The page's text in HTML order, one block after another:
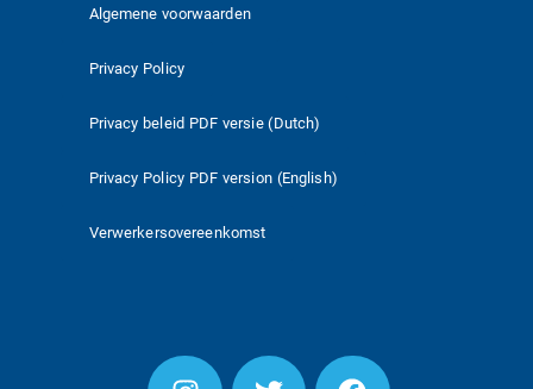
Algemene voorwaarden
Privacy Policy
Privacy beleid PDF versie (Dutch)
Privacy Policy PDF version (English)
Verwerkersovereenkomst